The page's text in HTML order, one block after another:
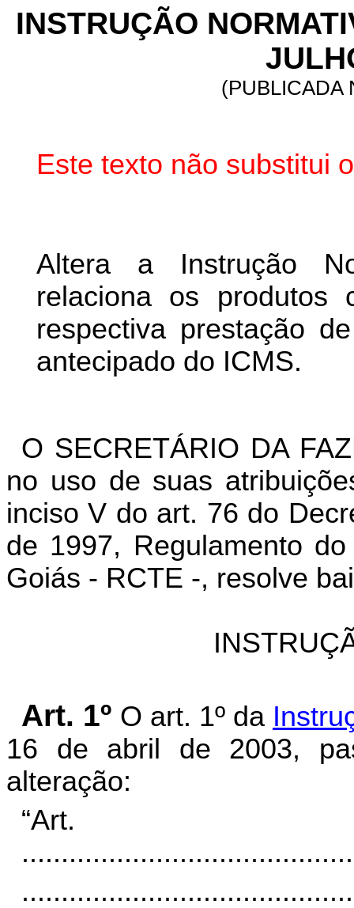
INSTRUÇÃO
(PUBLICADA
Este texto não substitui
Altera a Instrução
relaciona os
respectiva prestação
antecipado do ICMS.
O SECRETÁRIO DA
no uso de suas
inciso V do art. 76 do
de 1997, Regulamento
Goiás - RCTE -, resolve
Art. 1º O art. 1º da
16 de abril de 2003,
alteração: